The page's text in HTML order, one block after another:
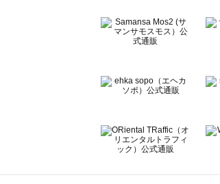
BETTY'S BLUE（べティーズブル
Wpc.（ワールドパーティー）のボ